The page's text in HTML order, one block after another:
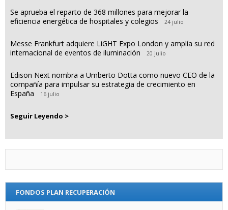
Se aprueba el reparto de 368 millones para mejorar la
eficiencia energética de hospitales y colegios
24 julio
Messe Frankfurt adquiere LiGHT Expo London y amplía su red
internacional de eventos de iluminación
20 julio
Edison Next nombra a Umberto Dotta como nuevo CEO de la
compañía para impulsar su estrategia de crecimiento en
España
16 julio
Seguir Leyendo >
FONDOS PLAN RECUPERACIÓN